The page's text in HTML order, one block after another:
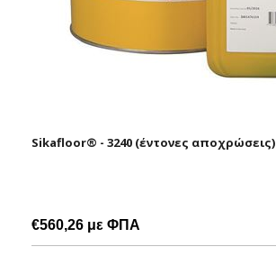
Sikafloor® - 3240 (έντονες αποχρώσεις)
€560,26 με ΦΠΑ